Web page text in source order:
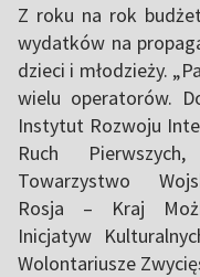
Z roku na rok
wydatków na
dzieci i młodzieży.
wielu operatorów.
Instytut Rozwoju
Ruch
Towarzystwo
Rosja – Kraj
Inicjatyw
Wolontariusze